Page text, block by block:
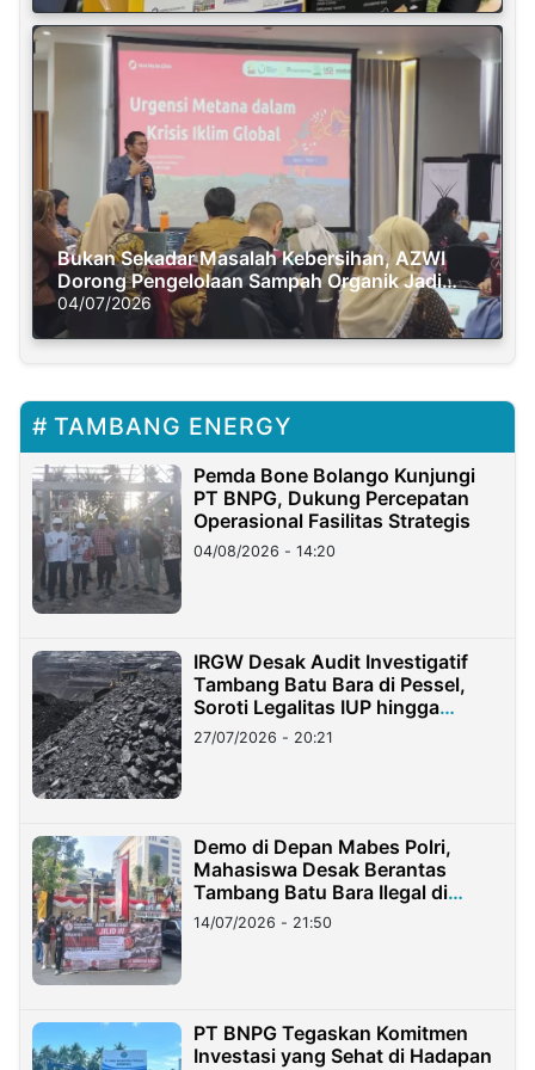
Bukan Sekadar Masalah Kebersihan, AZWI
Dorong Pengelolaan Sampah Organik Jadi
Solusi Krisis Iklim
04/07/2026
TAMBANG ENERGY
Pemda Bone Bolango Kunjungi
PT BNPG, Dukung Percepatan
Operasional Fasilitas Strategis
04/08/2026 - 14:20
IRGW Desak Audit Investigatif
Tambang Batu Bara di Pessel,
Soroti Legalitas IUP hingga
Stockpile
27/07/2026 - 20:21
Demo di Depan Mabes Polri,
Mahasiswa Desak Berantas
Tambang Batu Bara Ilegal di
Lampung
14/07/2026 - 21:50
PT BNPG Tegaskan Komitmen
Investasi yang Sehat di Hadapan